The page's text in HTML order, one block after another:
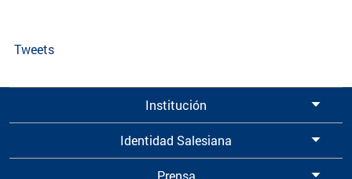
Tweets
Institución
Identidad Salesiana
Prensa